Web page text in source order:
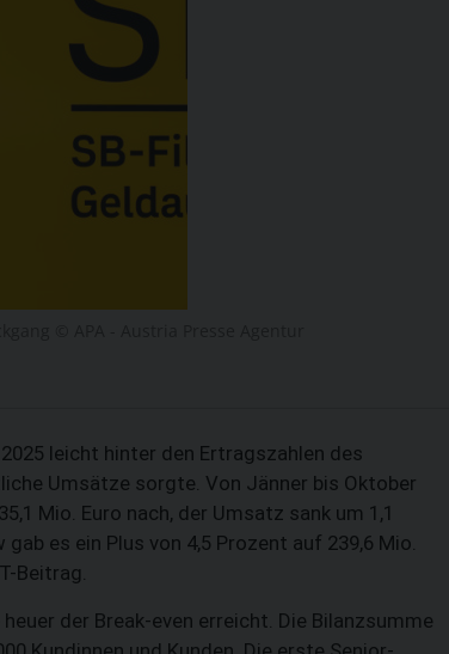
leicht hinter den Ertragszahlen des
Umsätze sorgte. Von Jänner bis Oktober
Mio. Euro nach, der Umsatz sank um 1,1
es ein Plus von 4,5 Prozent auf 239,6 Mio.
Beitrag.
der Break-even erreicht. Die Bilanzsumme